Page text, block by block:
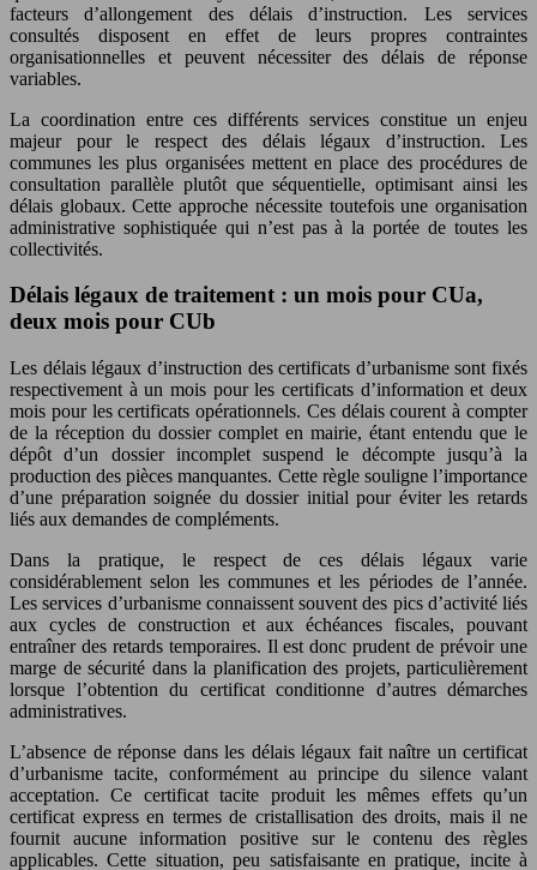
facteurs d’allongement des délais d’instruction. Les services
consultés disposent en effet de leurs propres contraintes
organisationnelles et peuvent nécessiter des délais de réponse
variables.
La coordination entre ces différents services constitue un enjeu
majeur pour le respect des délais légaux d’instruction. Les
communes les plus organisées mettent en place des procédures de
consultation parallèle plutôt que séquentielle, optimisant ainsi les
délais globaux. Cette approche nécessite toutefois une organisation
administrative sophistiquée qui n’est pas à la portée de toutes les
collectivités.
Délais légaux de traitement : un mois pour CUa,
deux mois pour CUb
Les délais légaux d’instruction des certificats d’urbanisme sont fixés
respectivement à un mois pour les certificats d’information et deux
mois pour les certificats opérationnels. Ces délais courent à compter
de la réception du dossier complet en mairie, étant entendu que le
dépôt d’un dossier incomplet suspend le décompte jusqu’à la
production des pièces manquantes. Cette règle souligne l’importance
d’une préparation soignée du dossier initial pour éviter les retards
liés aux demandes de compléments.
Dans la pratique, le respect de ces délais légaux varie
considérablement selon les communes et les périodes de l’année.
Les services d’urbanisme connaissent souvent des pics d’activité liés
aux cycles de construction et aux échéances fiscales, pouvant
entraîner des retards temporaires. Il est donc prudent de prévoir une
marge de sécurité dans la planification des projets, particulièrement
lorsque l’obtention du certificat conditionne d’autres démarches
administratives.
L’absence de réponse dans les délais légaux fait naître un certificat
d’urbanisme tacite, conformément au principe du silence valant
acceptation. Ce certificat tacite produit les mêmes effets qu’un
certificat express en termes de cristallisation des droits, mais il ne
fournit aucune information positive sur le contenu des règles
applicables. Cette situation, peu satisfaisante en pratique, incite à